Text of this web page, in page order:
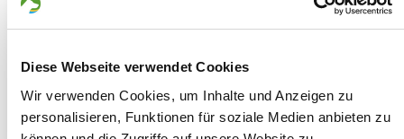
Diese Webseite verwendet Cookies
Wir verwenden Cookies, um Inhalte und Anzeigen zu
personalisieren, Funktionen für soziale Medien anbieten zu
your package in the 12 months
further details